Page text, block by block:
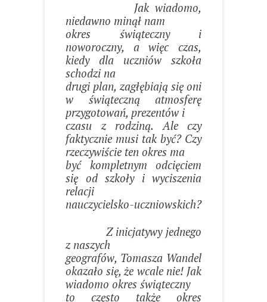
Jak wiadomo,
niedawno minął nam
okres świąteczny i
noworoczny, a więc czas,
kiedy dla uczniów szkoła
schodzi na
drugi plan, zagłębiają się oni
w świąteczną atmosferę
przygotowań, prezentów i
czasu z rodziną. Ale czy
faktycznie musi tak być? Czy
rzeczywiście ten okres ma
być kompletnym odcięciem
się od szkoły i wyciszenia
relacji
nauczycielsko-uczniowskich?
Z inicjatywy jednego
z naszych
geografów, Tomasza Wandel
okazało się, że wcale nie! Jak
wiadomo okres świąteczny
to często także okres